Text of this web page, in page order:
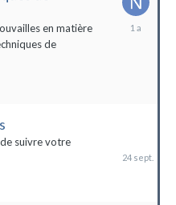
en matière
de
25
suivre votre
2023